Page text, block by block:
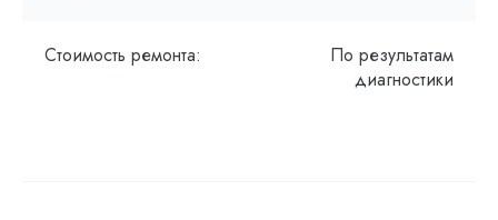
Стоимость ремонта:
По результатам
диагностики